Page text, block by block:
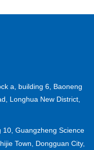
a, building 6, Baoneng
Longhua New District,
10, Guangzheng Science
Town, Dongguan City,